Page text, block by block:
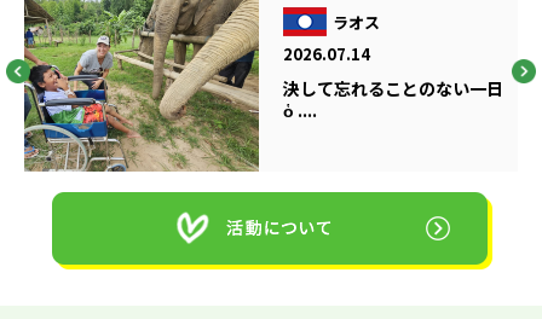
ラオス
2026.07.14
決して忘れることのない一日
ὁ ....